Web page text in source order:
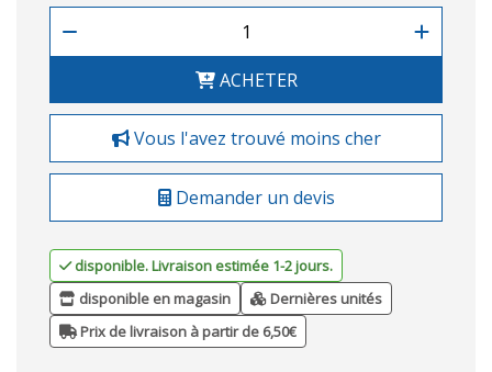
ACHETER
Vous l'avez trouvé moins cher
Demander un devis
disponible. Livraison estimée 1-2 jours.
disponible en magasin
Dernières unités
Prix de livraison à partir de 6,50€